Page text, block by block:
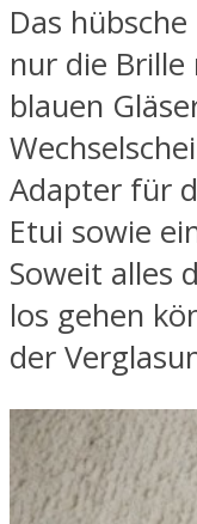
Das
nur die
blauen
Adapter für
Etui sowie
Soweit alles
los gehen
der